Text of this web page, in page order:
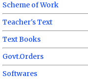
Scheme of Work
Teacher's Text
Text Books
Govt.Orders
Softwares